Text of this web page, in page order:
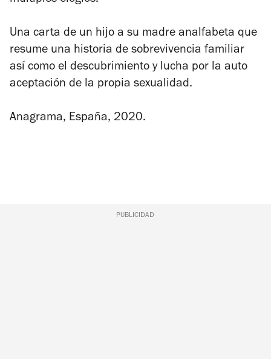
Una carta de un hijo a su madre analfabeta que
resume una historia de sobrevivencia familiar
así como el descubrimiento y lucha por la auto
aceptación de la propia sexualidad.
Anagrama, España, 2020.
PUBLICIDAD